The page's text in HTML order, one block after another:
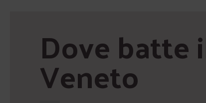
Dove batte
Veneto